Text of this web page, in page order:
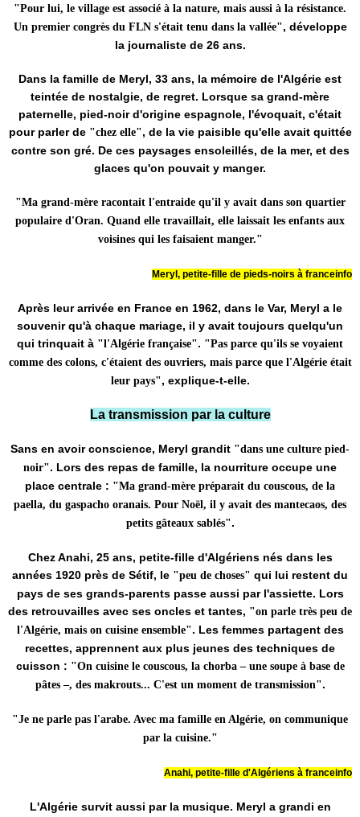
"Pour lui, le village est associé à la nature, mais aussi à la résistance.
Un premier congrès du FLN s'était tenu dans la vallée", développe
la journaliste de 26 ans.
Dans la famille de Meryl, 33 ans, la mémoire de l'Algérie est
teintée de nostalgie, de regret. Lorsque sa grand-mère
paternelle, pied-noir d'origine espagnole, l'évoquait, c'était
pour parler de "chez elle", de la vie paisible qu'elle avait quittée
contre son gré. De ces paysages ensoleillés, de la mer, et des
glaces qu'on pouvait y manger.
"Ma grand-mère racontait l'entraide qu'il y avait dans son quartier
populaire d'Oran. Quand elle travaillait, elle laissait les enfants aux
voisines qui les faisaient manger."
Meryl, petite-fille de pieds-noirs à franceinfo
Après leur arrivée en France en 1962, dans le Var, Meryl a le
souvenir qu'à chaque mariage, il y avait toujours quelqu'un
qui trinquait à "l'Algérie française". "Pas parce qu'ils se voyaient
comme des colons, c'étaient des ouvriers, mais parce que l'Algérie était
leur pays", explique-t-elle.
La transmission par la culture
Sans en avoir conscience, Meryl grandit "dans une culture pied-
noir". Lors des repas de famille, la nourriture occupe une
place centrale : "Ma grand-mère préparait du couscous, de la
paella, du gaspacho oranais. Pour Noël, il y avait des mantecaos, des
petits gâteaux sablés".
Chez Anahi, 25 ans, petite-fille d'Algériens nés dans les
années 1920 près de Sétif, le "peu de choses" qui lui restent du
pays de ses grands-parents passe aussi par l'assiette. Lors
des retrouvailles avec ses oncles et tantes, "on parle très peu de
l'Algérie, mais on cuisine ensemble". Les femmes partagent des
recettes, apprennent aux plus jeunes des techniques de
cuisson : "On cuisine le couscous, la chorba – une soupe à base de
pâtes –, des makrouts... C'est un moment de transmission".
"Je ne parle pas l'arabe. Avec ma famille en Algérie, on communique
par la cuisine."
Anahi, petite-fille d'Algériens à franceinfo
L'Algérie survit aussi par la musique. Meryl a grandi en